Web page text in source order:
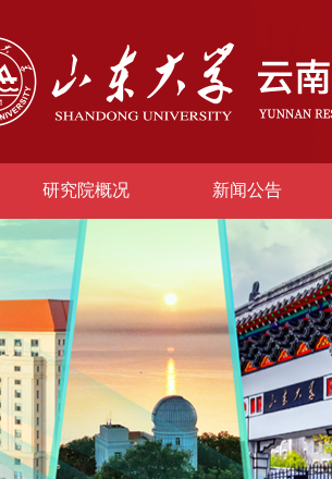
研究院概况 新闻公告